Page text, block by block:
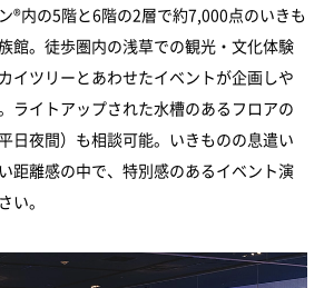
®内の5階と6階の2層で約7,000点のいきも
館。徒歩圏内の浅草での観光・文化体験
イツリーとあわせたイベントが企画しや
ライトアップされた水槽のあるフロアの
日夜間）も相談可能。いきものの息遣い
距離感の中で、特別感のあるイベント演
い。